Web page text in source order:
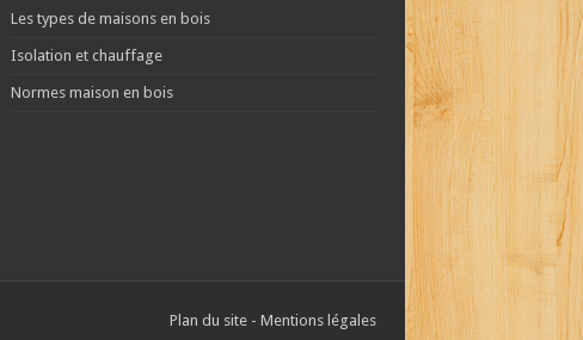
Les types de maisons en bois
Isolation et chauffage
Normes maison en bois
Plan du site- Mentions légales